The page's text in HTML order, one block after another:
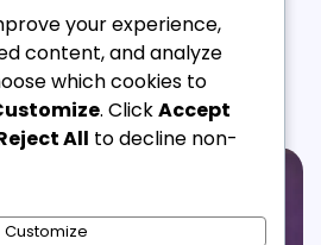
2 : Partenariats, Offres
Promotions spéciales
2026 16 Min Read 0
your experience,
content, and analyze
which cookies to
. ClickAccept
All to decline non-
Customize